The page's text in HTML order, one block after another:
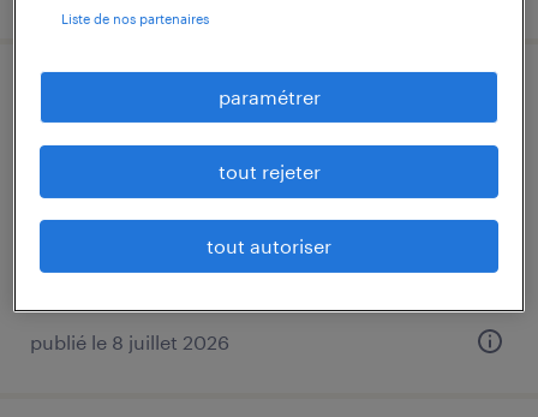
exploitant transport (f/h)
14,00 € - 15,50 € par heure
publié le 8 juillet 2026
Liste de nos partenaires
paramétrer
tout rejeter
tout autoriser